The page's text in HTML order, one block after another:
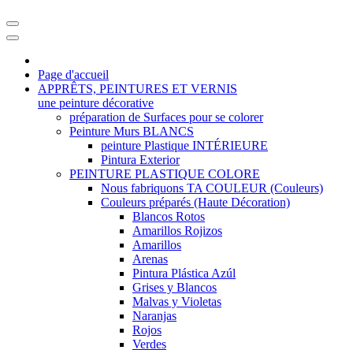
Page d'accueil
APPRÊTS, PEINTURES ET VERNIS
une peinture décorative
préparation de Surfaces pour se colorer
Peinture Murs BLANCS
peinture Plastique INTÉRIEURE
Pintura Exterior
PEINTURE PLASTIQUE COLORE
Nous fabriquons TA COULEUR (Couleurs)
Couleurs préparés (Haute Décoration)
Blancos Rotos
Amarillos Rojizos
Amarillos
Arenas
Pintura Plástica Azúl
Grises y Blancos
Malvas y Violetas
Naranjas
Rojos
Verdes